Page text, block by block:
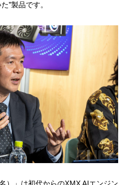
”製品です。
）」は初代からのXMX AIエンジン